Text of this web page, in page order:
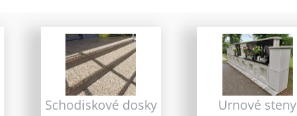
Schodiskové dosky Urnové steny